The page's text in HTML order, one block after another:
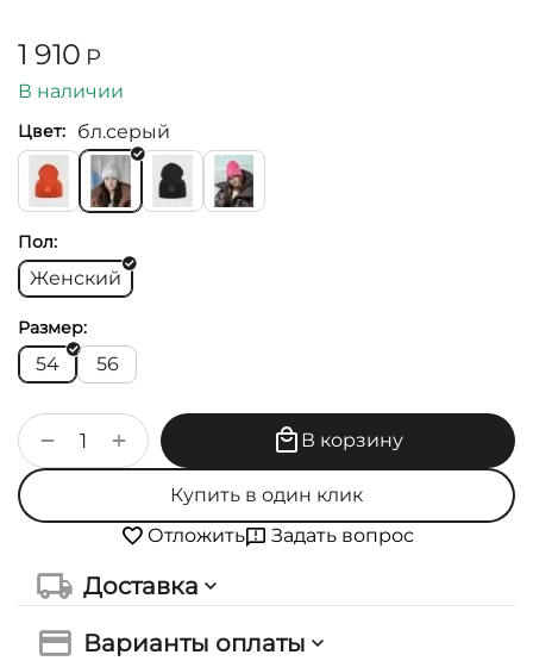
1 910 Р
В наличии
Цвет: бл.серый
Пол:
Женский
Размер:
54 56
+
− В корзину
Купить в один клик
Отложить
Задать вопрос
Доставка
Варианты оплаты